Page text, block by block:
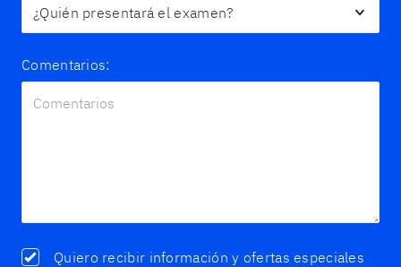
Comentarios:
Quiero recibir información y ofertas especiales